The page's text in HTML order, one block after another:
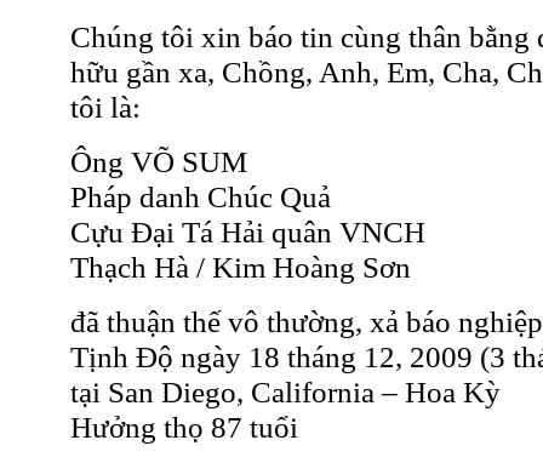
Chúng tôi xin báo tin cùng thân bằng
hữu gần xa, Chồng, Anh, Em, Cha,
tôi là:
Ông VÕ SUM
Pháp danh Chúc Quả
Cựu Đại Tá Hải quân VNCH
Thạch Hà / Kim Hoàng Sơn
đã thuận thế vô thường, xả báo
Tịnh Độ ngày 18 tháng 12, 2009 (3
tại San Diego, California – Hoa Kỳ
Hưởng thọ 87 tuổi